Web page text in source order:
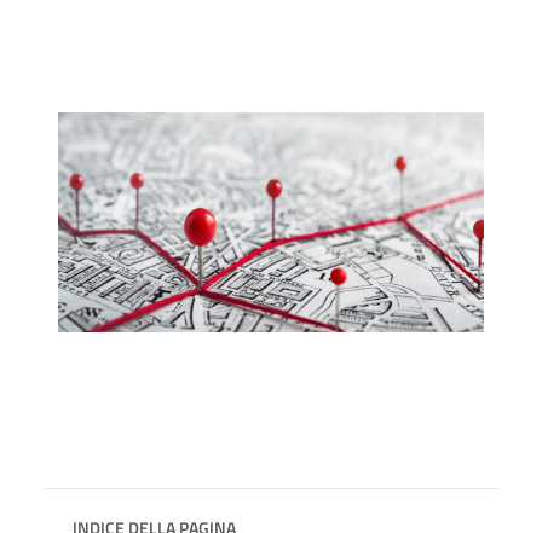
INDICE DELLA PAGINA